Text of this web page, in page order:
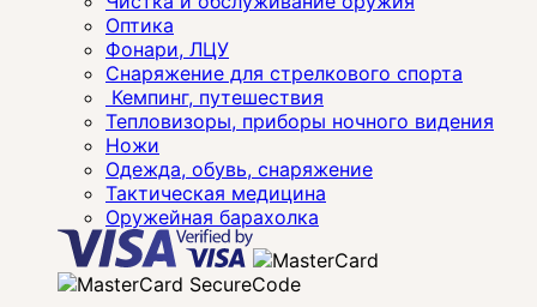
Оптика
Фонари, ЛЦУ
Снаряжение для стрелкового спорта
Кемпинг, путешествия
Тепловизоры, приборы ночного видения
Ножи
Одежда, обувь, снаряжение
Тактическая медицина
Оружейная барахолка